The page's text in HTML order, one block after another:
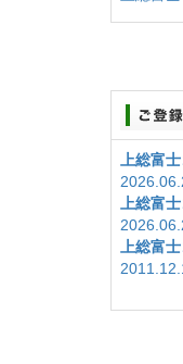
上総富
上総富
上総富